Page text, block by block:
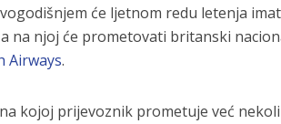
će ljetnom redu letenja
na njoj će prometovati britanski
Airways.
kojoj prijevoznik prometuje već